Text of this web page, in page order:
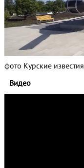
фото Курские известия
Видео